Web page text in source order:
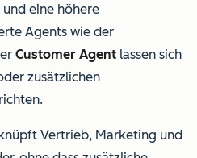
eine höhere
Agents wie der
Customer Agent lassen sich
zusätzlichen
Vertrieb, Marketing und